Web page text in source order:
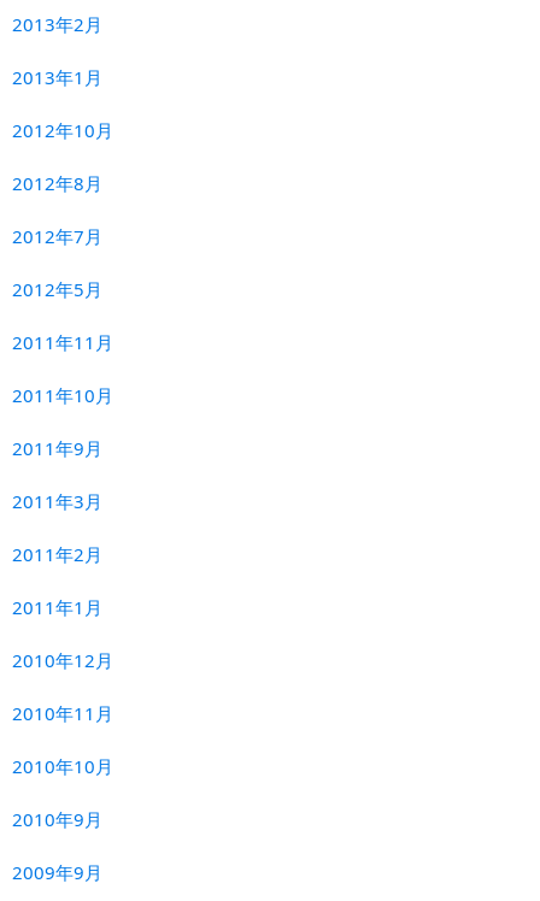
2013年2月
2013年1月
2012年10月
2012年8月
2012年7月
2012年5月
2011年11月
2011年10月
2011年9月
2011年3月
2011年2月
2011年1月
2010年12月
2010年11月
2010年10月
2010年9月
2009年9月